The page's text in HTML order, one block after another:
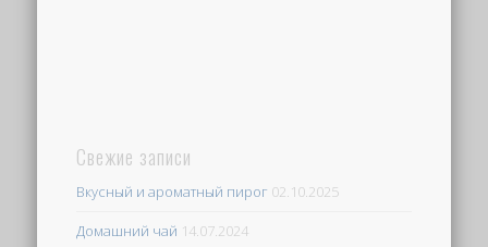
Свежие записи
Вкусный и ароматный пирог 02.10.2025
Домашний чай 14.07.2024